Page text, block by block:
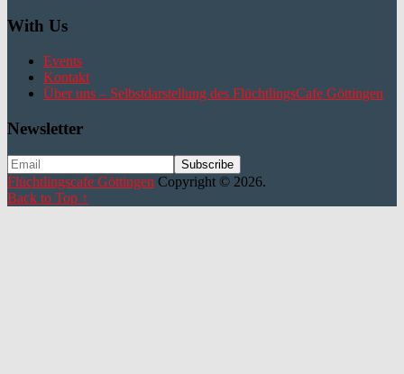
With Us
Events
Kontakt
Über uns – Selbstdarstellung des FlüchtlingsCafe Göttingen
Newsletter
Flüchtlingscafe Göttingen Copyright © 2026.
Back to Top ↑